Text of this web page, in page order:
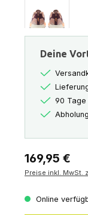
Deine
90 Tage
Regulärer Preis:
169,95 €
Preise inkl. MwSt.
Online